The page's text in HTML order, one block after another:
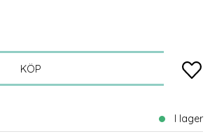
KÖP Lägg
I lager